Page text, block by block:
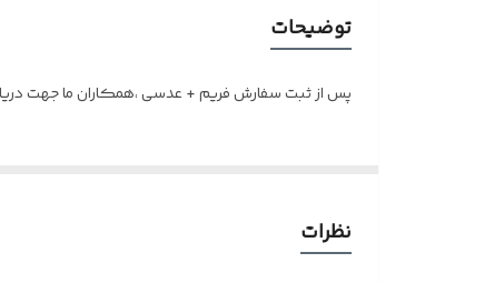
توضیحات
پس از ثبت سفارش فریم + عدسی ،همکاران ما جهت
نظرات